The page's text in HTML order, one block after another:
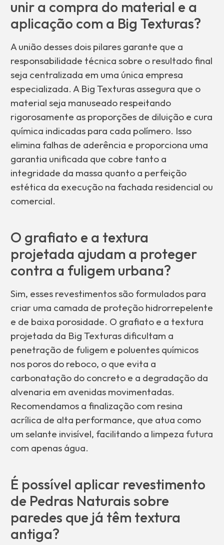
unir a compra do material e a
aplicação com a Big Texturas?
A união desses dois pilares garante que a
responsabilidade técnica sobre o resultado final
seja centralizada em uma única empresa
especializada. A Big Texturas assegura que o
material seja manuseado respeitando
rigorosamente as proporções de diluição e cura
química indicadas para cada polímero. Isso
elimina falhas de aderência e proporciona uma
garantia unificada que cobre tanto a
integridade da massa quanto a perfeição
estética da execução na fachada residencial ou
comercial.
O grafiato e a textura
projetada ajudam a proteger
contra a fuligem urbana?
Sim, esses revestimentos são formulados para
criar uma camada de proteção hidrorrepelente
e de baixa porosidade. O grafiato e a textura
projetada da Big Texturas dificultam a
penetração de fuligem e poluentes químicos
nos poros do reboco, o que evita a
carbonatação do concreto e a degradação da
alvenaria em avenidas movimentadas.
Recomendamos a finalização com resina
acrílica de alta performance, que atua como
um selante invisível, facilitando a limpeza futura
com apenas água.
É possível aplicar revestimento
de Pedras Naturais sobre
paredes que já têm textura
antiga?